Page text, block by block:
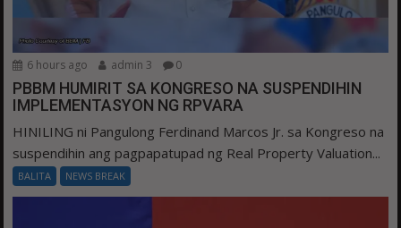
6 hours ago admin 3 0
PBBM HUMIRIT SA KONGRESO NA SUSPENDIHIN
IMPLEMENTASYON NG RPVARA
HINILING ni Pangulong Ferdinand Marcos Jr. sa Kongreso na
suspendihin ang pagpapatupad ng Real Property Valuation...
BALITA NEWS BREAK